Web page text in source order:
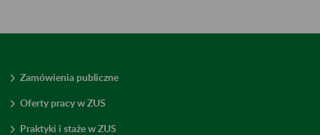
Zamówienia publiczne
Oferty pracy w ZUS
Praktyki i staże w ZUS